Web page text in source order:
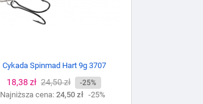
Cykada Spinmad Hart 9g 3707
Cena
18,38 zł Cena
podstawowa
24,50 zł -25%
Najniższa cena: 24,50 zł -25%